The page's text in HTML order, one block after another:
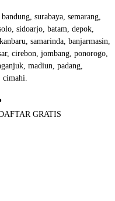
surabaya, semarang,
sidoarjo, batam, depok,
samarinda, banjarmasin,
cirebon, jombang, ponorogo,
madiun, padang,
cimahi.
GRATIS